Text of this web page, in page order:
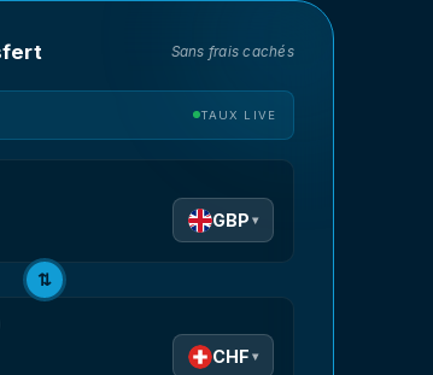
Sans frais cachés
TAUX LIVE
GBP ▾
⇅
CHF ▾